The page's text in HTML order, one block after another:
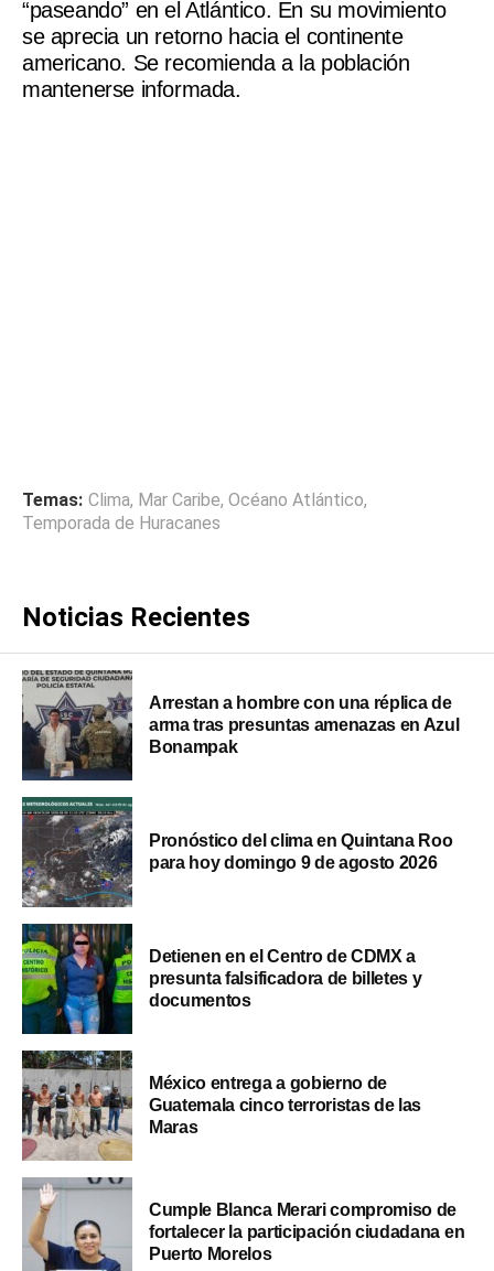
“paseando” en el Atlántico. En su movimiento
se aprecia un retorno hacia el continente
americano. Se recomienda a la población
mantenerse informada.
Temas: Clima, Mar Caribe, Océano Atlántico,
Temporada de Huracanes
Noticias Recientes
Arrestan a hombre con una réplica de
arma tras presuntas amenazas en Azul
Bonampak
Pronóstico del clima en Quintana Roo
para hoy domingo 9 de agosto 2026
Detienen en el Centro de CDMX a
presunta falsificadora de billetes y
documentos
México entrega a gobierno de
Guatemala cinco terroristas de las
Maras
Cumple Blanca Merari compromiso de
fortalecer la participación ciudadana en
Puerto Morelos